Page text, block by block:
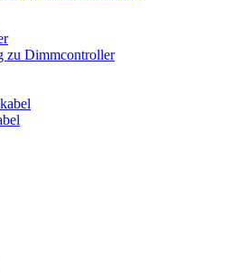
zu Dimmcontroller